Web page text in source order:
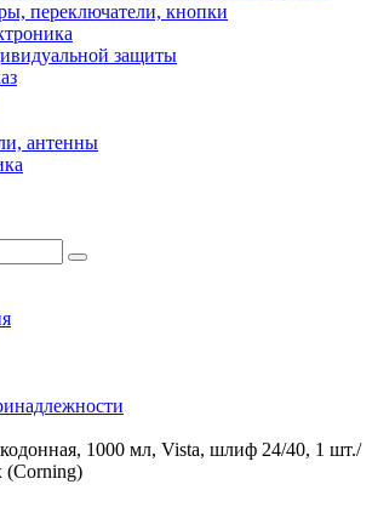
переключатели, кнопки
защиты
антенны
1000 мл, Vista, шлиф 24/40, 1 шт./
(Corning)